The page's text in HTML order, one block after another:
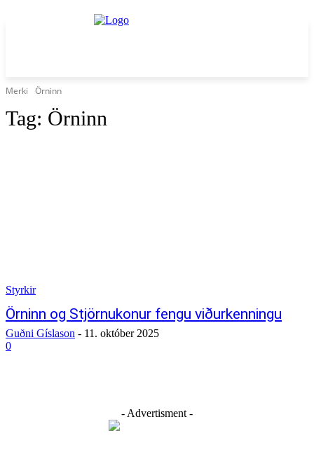
Merki Örninn
Tag: Örninn
Styrkir
Örninn og Stjörnukonur fengu viðurkenningu
Guðni Gíslason - 11. október 2025
0
- Advertisment -